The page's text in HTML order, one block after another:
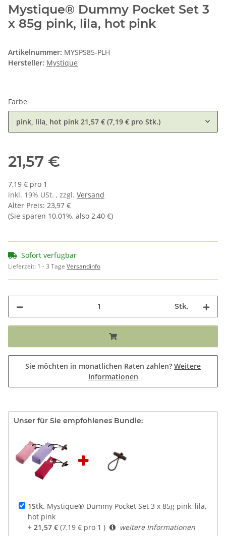
Mystique® Dummy Pocket Set 3
x 85g pink, lila, hot pink
Artikelnummer: MYSPS85-PLH
Hersteller: Mystique
Farbe
pink, lila, hot pink 21,57 € (7,19 € pro Stk.)
21,57 €
7,19 € pro 1
inkl. 19% USt. , zzgl. Versand
Alter Preis: 23,97 €
(Sie sparen 10.01%, also 2,40 €)
Sofort verfügbar
Lieferzeit: 1 - 3 Tage Versandinfo
Stk.
Sie möchten in monatlichen Raten zahlen? Weitere
Informationen
Unser für Sie empfohlenes Bundle:
1Stk. Mystique® Dummy Pocket Set 3 x 85g pink, lila,
hot pink
+ 21,57 € (7,19 € pro 1 )
weitere Informationen